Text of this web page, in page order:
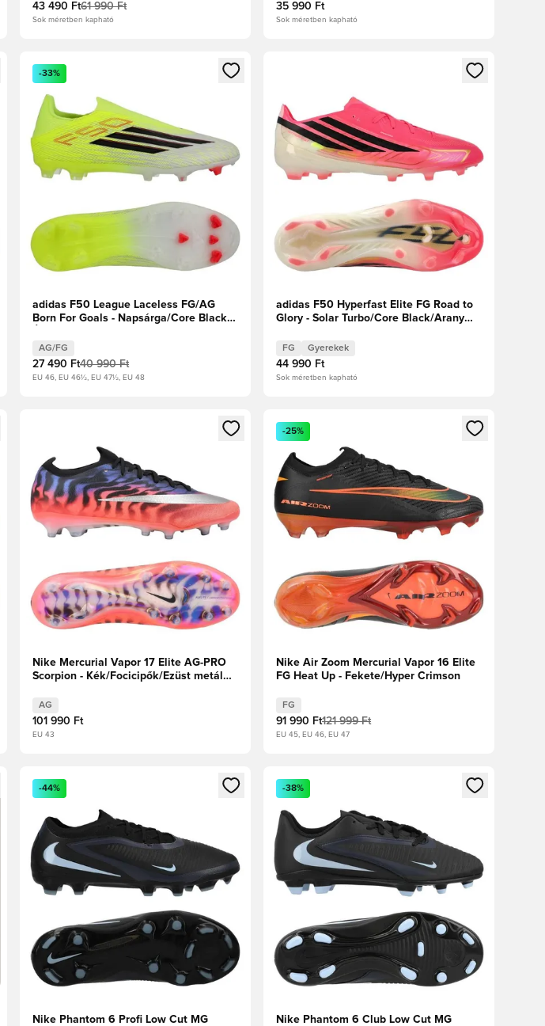
43 490 Ft61 990 Ft
Sok méretben kapható
35 990 Ft
Sok méretben kapható
a tagként való regisztrációhoz
Megnyit egy modált a bejelentkezéshez vagy a tagként való regisztrációhoz
-33%
adidas F50 League Laceless FG/AG
Born For Goals - Napsárga/Core Black/
AG/FG
27 490 Ft40 990 Ft
EU 46, EU 46½, EU 47½, EU 48
Megnyit egy modált a bejelentkezéshez vagy a
adidas F50 Hyperfast Elite FG Road to
Glory - Solar Turbo/Core Black/Arany
FG Gyerekek
44 990 Ft
Sok méretben kapható
a tagként való regisztrációhoz
Megnyit egy modált a bejelentkezéshez vagy a tagként való regisztrációhoz
Nike Mercurial Vapor 17 Elite AG-PRO
Scorpion - Kék/Focicipők/Ezüst metál
AG
101 990 Ft
EU 43
Megnyit egy modált a bejelentkezéshez vagy a
-25%
Nike Air Zoom Mercurial Vapor 16 Elite
FG Heat Up - Fekete/Hyper Crimson
FG
91 990 Ft121 999 Ft
EU 45, EU 46, EU 47
a tagként való regisztrációhoz
Megnyit egy modált a bejelentkezéshez vagy a tagként való regisztrációhoz
-44%
Nike Phantom 6 Profi Low Cut MG
Megnyit egy modált a bejelentkezéshez vagy a
-38%
Nike Phantom 6 Club Low Cut MG